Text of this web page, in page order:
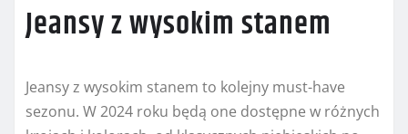
Jeansy z wysokim stanem
Jeansy z wysokim stanem to kolejny must-have
sezonu. W 2024 roku będą one dostępne w różnych